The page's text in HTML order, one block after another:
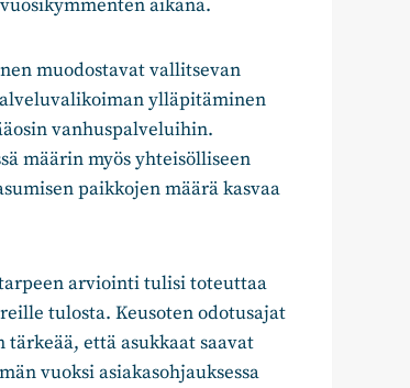
aikana.
muodostavat vallitsevan
ylläpitäminen
vanhuspalveluihin.
määrin myös yhteisölliseen
paikkojen määrä kasvaa
arviointi tulisi toteuttaa
tulosta. Keusoten odotusajat
että asukkaat saavat
vuoksi asiakasohjauksessa